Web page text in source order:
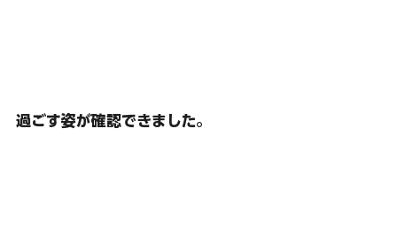
過ごす姿が確認できました。